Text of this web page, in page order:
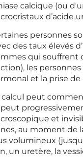
calcique (ou
d’acide
personnes
des taux élevés
qui souffrent
les
et la prise
calcul peut
et
au moment de
volumineux
un uretère, la